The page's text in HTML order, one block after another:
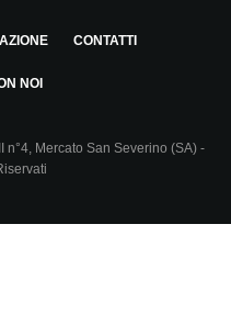
CONTATTI
NOI
n°4, Mercato San Severino (SA) -